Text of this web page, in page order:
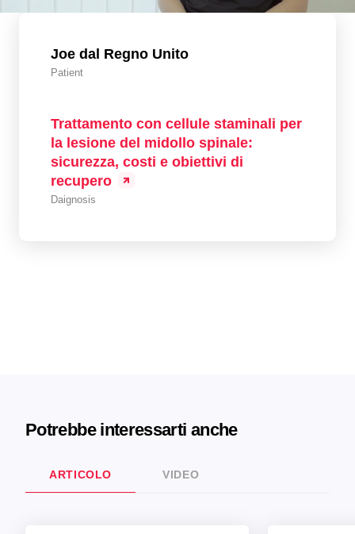
Joe dal Regno Unito
Patient
Trattamento con cellule staminali per
la lesione del midollo spinale:
sicurezza, costi e obiettivi di
recupero
Daignosis
Potrebbe interessarti anche
ARTICOLO VIDEO